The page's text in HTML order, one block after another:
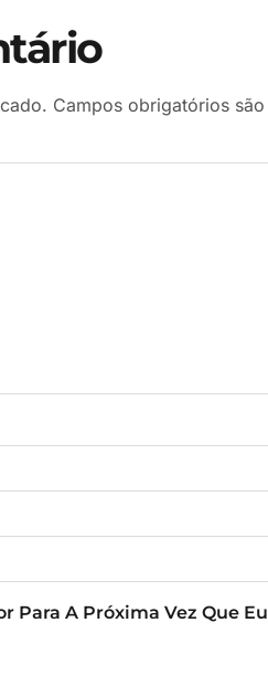
Campos obrigatórios
Para A Próxima Vez Que